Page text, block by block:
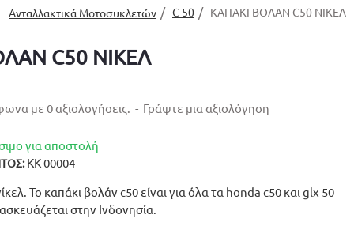
Ανταλλακτικά Μοτοσυκλετών C 50 ΚΑΠΑΚΙ ΒΟΛΑΝ C50 ΝΙΚΕΛ
C50 ΝΙΚΕΛ
Το καπάκι βολάν c50 είναι για όλα τα honda c50 και glx 50
στην Ινδονησία.
για αποστολή
ΚΚ-00004
με 0 αξιολογήσεις. - Γράψτε μια αξιολόγηση